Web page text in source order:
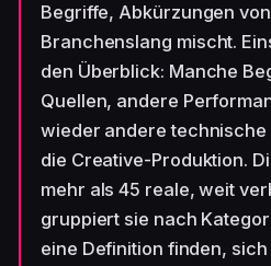
Begriffe, Abkürzungen
Branchenslang mischt.
den Überblick: Manche
Quellen, andere
wieder andere
die Creative-Produktion.
mehr als 45 reale, weit
gruppiert sie nach
eine Definition finden,